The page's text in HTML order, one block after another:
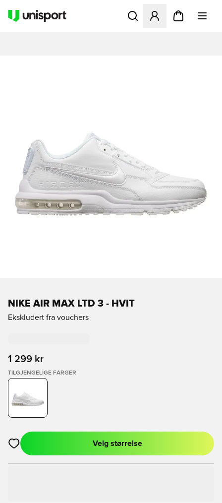
Åpner en Modal for å
NIKE AIR MAX LTD 3 - HVIT
Ekskludert fra vouchers
1 299 kr
TILGJENGELIGE FARGER
Åpner en Modal for å logge inn eller registrere deg som
Velg størrelse